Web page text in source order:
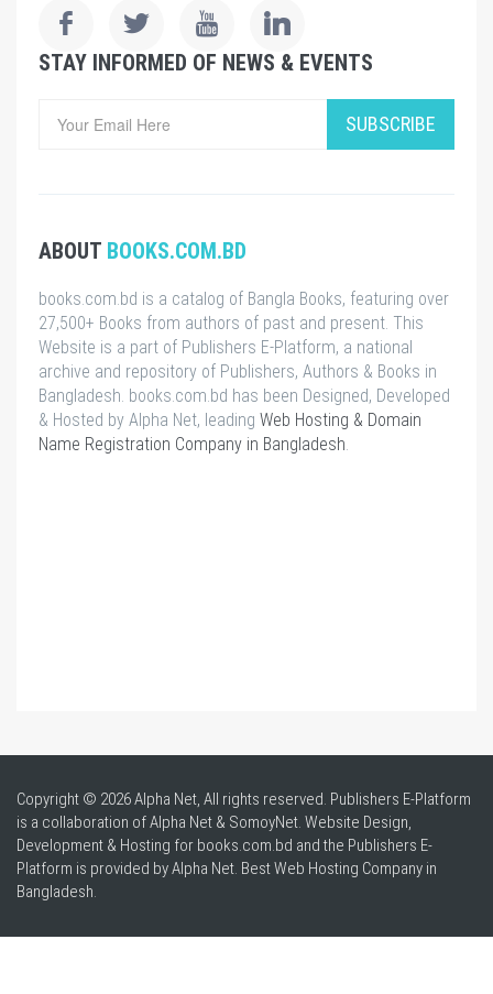
STAY INFORMED OF NEWS & EVENTS
SUBSCRIBE
ABOUT BOOKS.COM.BD
books.com.bd is a catalog of Bangla Books, featuring over
27,500+ Books from authors of past and present. This
Website is a part of Publishers E-Platform, a national
archive and repository of Publishers, Authors & Books in
Bangladesh. books.com.bd has been Designed, Developed
& Hosted by Alpha Net, leading Web Hosting & Domain
Name Registration Company in Bangladesh.
Copyright © 2026 Alpha Net, All rights reserved. Publishers E-Platform
is a collaboration of Alpha Net & SomoyNet. Website Design,
Development & Hosting for books.com.bd and the Publishers E-
Platform is provided by Alpha Net. BestWeb Hosting Company in
Bangladesh.